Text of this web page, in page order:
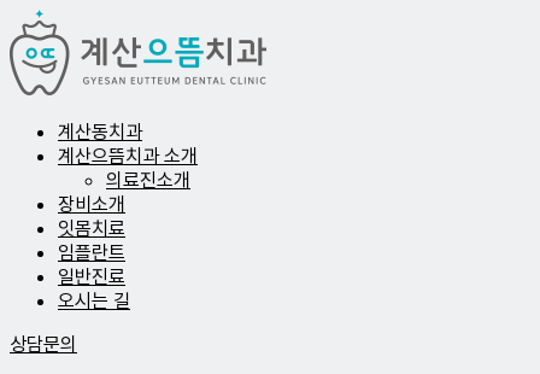
계산동치과
계산으뜸치과 소개
의료진소개
장비소개
잇몸치료
임플란트
일반진료
오시는 길
상담문의